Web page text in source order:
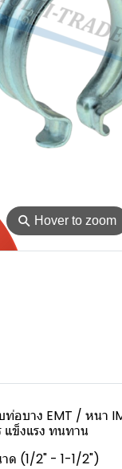
⚲ Hover to zoom
อบาง EMT / หนา
แข็งแรง ทนทาน
ด (1/2" - 1-1/2")